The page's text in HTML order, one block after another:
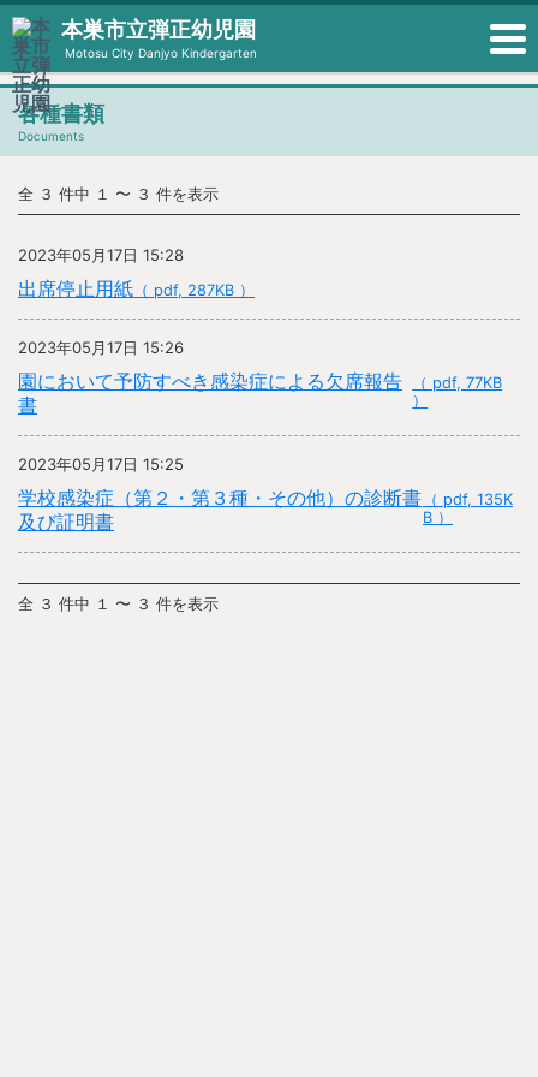
本巣市立弾正幼児園
Motosu City Danjyo Kindergarten
各種書類
Documents
全 ３ 件中 １ 〜 ３ 件を表示
2023年05月17日 15:28
出席停止用紙 （ pdf, 287KB ）
2023年05月17日 15:26
園において予防すべき感染症による欠席報告
書
（ pdf, 77KB
）
2023年05月17日 15:25
学校感染症（第２・第３種・その他）の診断書
及び証明書
（ pdf, 135K
B ）
全 ３ 件中 １ 〜 ３ 件を表示